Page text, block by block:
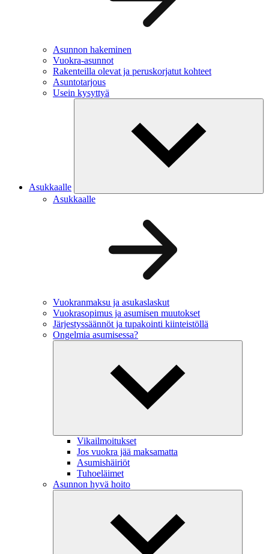
Asunnon hakeminen
Vuokra-asunnot
Rakenteilla olevat ja peruskorjatut kohteet
Asuntotarjous
Usein kysyttyä
Asukkaalle
Asukkaalle
Vuokranmaksu ja asukaslaskut
Vuokrasopimus ja asumisen muutokset
Järjestyssäännöt ja tupakointi kiinteistöllä
Ongelmia asumisessa?
Vikailmoitukset
Jos vuokra jää maksamatta
Asumishäiriöt
Tuhoeläimet
Asunnon hyvä hoito